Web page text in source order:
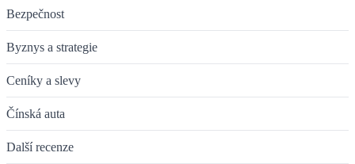
Bezpečnost
Byznys a strategie
Ceníky a slevy
Čínská auta
Další recenze